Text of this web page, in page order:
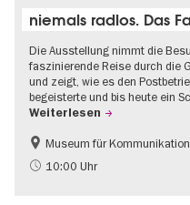
niemals radlos. Das
Die Ausstellung nimmt die
faszinierende Reise durch die
und zeigt, wie es den
begeisterte und bis heute ein
Weiterlesen
Geschichte
Nachhaltigkeit
Museum für Kommunikation
10:00 Uhr